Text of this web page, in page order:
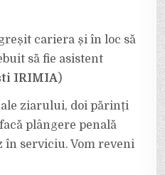
cariera și în loc să
să fie asistent
IRIMIA)
ziarului, doi părinți
plângere penală
serviciu. Vom reveni